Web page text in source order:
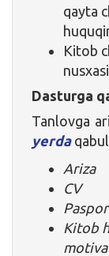
qayta
Kitob
Dasturga
Tanlovga
yerda
Ariza
CV
Kitob